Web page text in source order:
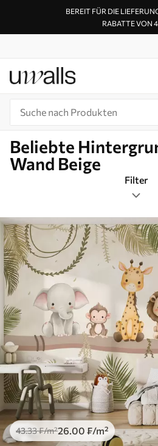
BEREIT FÜR DIE
RABATTE VON
Beliebte
Wand Beige
Filter
Tags
Bildformat
Beige
Smart
Alle Filter
43.33₣/m²26.00 ₣/m²